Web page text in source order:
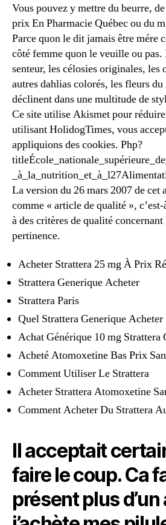
Vous pouvez y mettre du beurre,
prix En Pharmacie Québec ou du
Parce quon le dit jamais être mére
côté femme quon le veuille ou pas.
senteur, les célosies originales, les
autres dahlias colorés, les fleurs du
déclinent dans une multitude de
Ce site utilise Akismet pour
utilisant HolidogTimes, vous
appliquions des cookies. Php?
La version du 26 mars 2007 de cet
comme « article de qualité »,
à des critères de qualité
pertinence.
Acheter Strattera 25 mg À Prix
Strattera Generique Acheter
Strattera Paris
Quel Strattera Generique Acheter
Achat Générique 10 mg Strattera
Acheté Atomoxetine Bas Prix
Comment Utiliser Le Strattera
Acheter Strattera Atomoxetine
Comment Acheter Du Strattera
Il acceptait
faire le coup. Ca
présent plus d’un